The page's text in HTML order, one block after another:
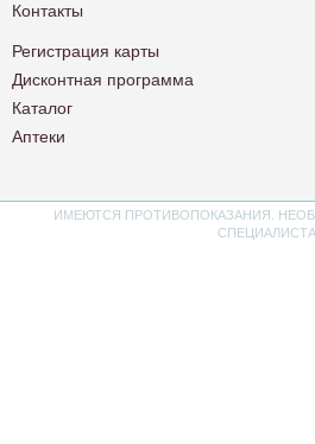
Контакты
Регистрация карты
Дисконтная программа
Каталог
Аптеки
ИМЕЮТСЯ ПРОТИВОПОКАЗАНИЯ.
СПЕЦИАЛИСТА